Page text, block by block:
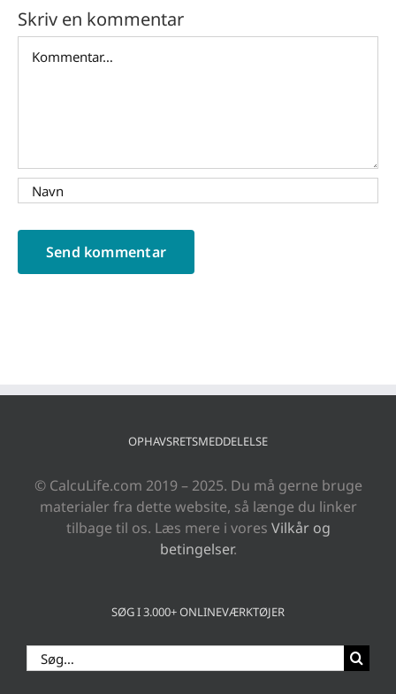
Skriv en kommentar
OPHAVSRETSMEDDELELSE
© CalcuLife.com 2019 – 2025. Du må gerne bruge
materialer fra dette website, så længe du linker
tilbage til os. Læs mere i vores Vilkår og
betingelser.
SØG I 3.000+ ONLINEVÆRKTØJER
Søg
efter: